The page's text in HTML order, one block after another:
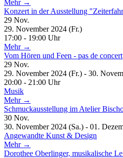
Mehr →
Konzert in der Ausstellung
29 Nov.
29. November 2024 (Fr.)
17:00 - 19:00 Uhr
Mehr →
Vom Hören und Feen - pas de concert
29 Nov.
29. November 2024 (Fr.) - 30.
20:00 - 21:00 Uhr
Musik
Mehr →
Schmuckausstellung im Atelier
30 Nov.
30. November 2024 (Sa.) - 01.
Angewandte Kunst & Design
Mehr →
Dorothee Oberlinger, musikalische